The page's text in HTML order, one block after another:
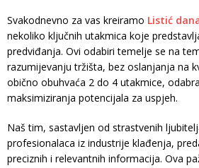
Svakodnevno za vas kreiramo Listić
nekoliko ključnih utakmica koje
predviđanja. Ovi odabiri temelje se na
razumijevanju tržišta, bez oslanjanja na
obično obuhvaća 2 do 4 utakmice,
maksimiziranja potencijala za uspjeh.
Naš tim, sastavljen od strastvenih
profesionalaca iz industrije klađenja,
preciznih i relevantnih informacija. Ova